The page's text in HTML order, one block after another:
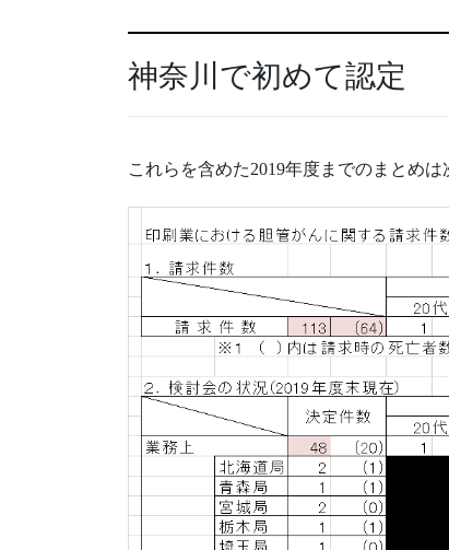
神奈川で初めて認定
これらを含めた2019年度までのまとめは